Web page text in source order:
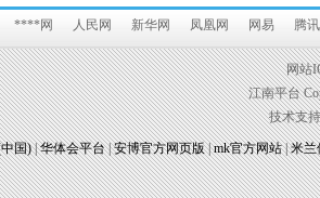
****网 人民网 新华网 凤凰网 网易 腾讯
网站
江南平台
技术支
国)|华体会平台|安博官方网页版|mk官方网站|米兰